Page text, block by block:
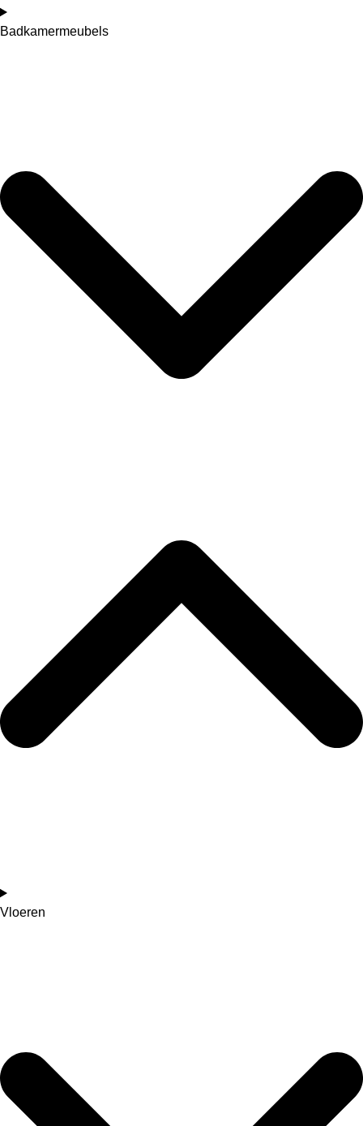
Badkamermeubels
Vloeren